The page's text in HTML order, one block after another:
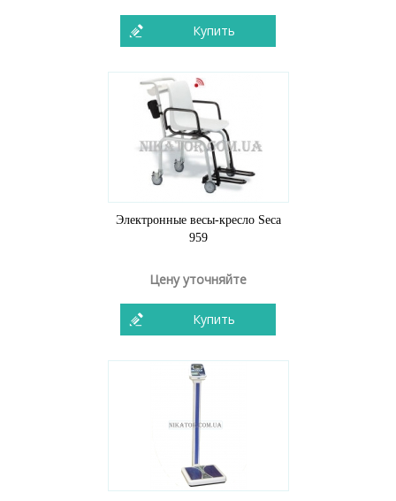
Купить
Электронные весы-кресло Seca
959
Цену уточняйте
Купить